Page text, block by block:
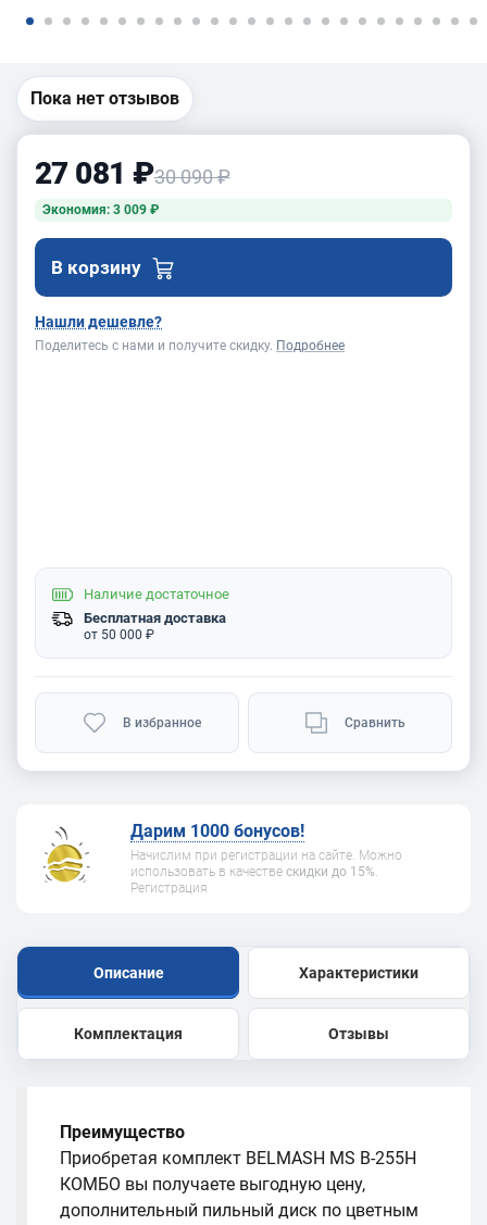
Пока нет отзывов
27 081 ₽30 090 ₽
Экономия: 3 009 ₽
В корзину
Нашли дешевле?
Поделитесь с нами и получите скидку. Подробнее
Наличие достаточное
Бесплатная доставка
от 50 000 ₽
В избранное Сравнить
Дарим 1000 бонусов!
Начислим при регистрации на сайте. Можно
использовать в качестве скидки до 15%.
Регистрация
Описание Характеристики
Комплектация Отзывы
Преимущество
Приобретая комплект BELMASH MS B-255H
КОМБО вы получаете выгодную цену,
дополнительный пильный диск по цветным